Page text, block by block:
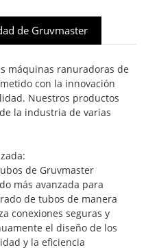
de Gruvmaster
máquinas ranuradoras de
con la innovación
Nuestros productos
la industria de varias
de Gruvmaster
más avanzada para
de tubos de manera
conexiones seguras y
el diseño de los
y la eficiencia